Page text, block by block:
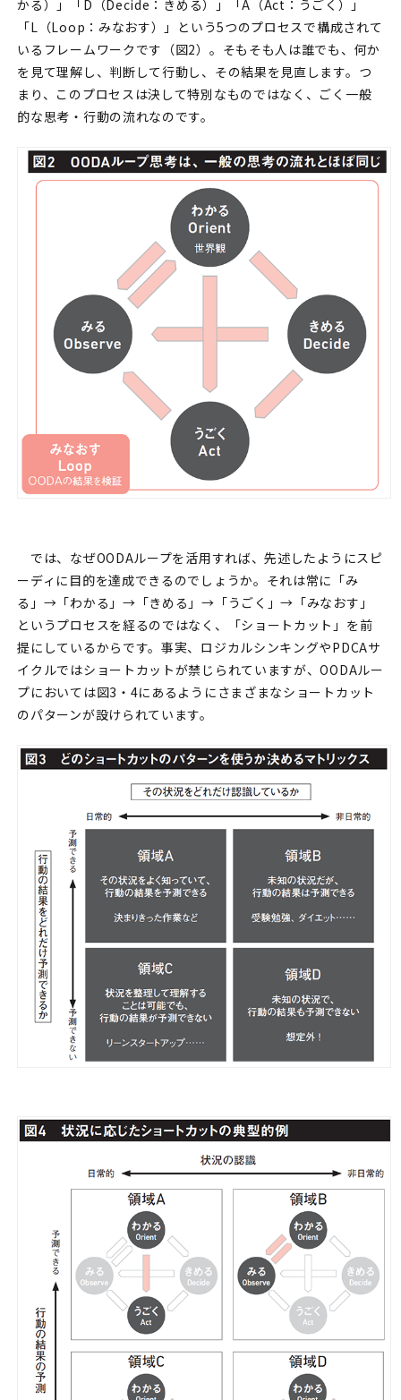
かる）」「D（Decide：きめる）」「A（Act：うごく）」
「L（Loop：みなおす）」という5つのプロセスで構成されて
いるフレームワークです（図2）。そもそも人は誰でも、何か
を見て理解し、判断して行動し、その結果を見直します。つ
まり、このプロセスは決して特別なものではなく、ごく一般
的な思考・行動の流れなのです。
では、なぜOODAループを活用すれば、先述したようにスピ
ーディに目的を達成できるのでしょうか。それは常に「み
る」→「わかる」→「きめる」→「うごく」→「みなおす」
というプロセスを経るのではなく、「ショートカット」を前
提にしているからです。事実、ロジカルシンキングやPDCAサ
イクルではショートカットが禁じられていますが、OODAルー
プにおいては図3・4にあるようにさまざまなショートカット
のパターンが設けられています。